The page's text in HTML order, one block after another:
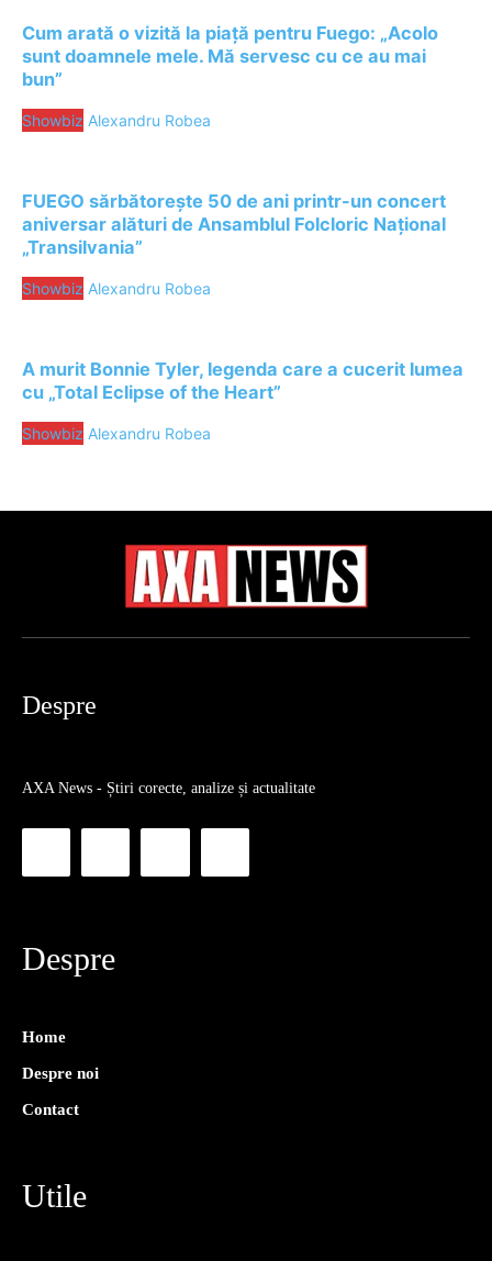
Cum arată o vizită la piață pentru Fuego: „Acolo
sunt doamnele mele. Mă servesc cu ce au mai
bun”
Showbiz Alexandru Robea
FUEGO sărbătorește 50 de ani printr-un concert
aniversar alături de Ansamblul Folcloric Național
„Transilvania”
Showbiz Alexandru Robea
A murit Bonnie Tyler, legenda care a cucerit lumea
cu „Total Eclipse of the Heart”
Showbiz Alexandru Robea
Despre
AXA News - Știri corecte, analize și actualitate
Despre
Home
Despre noi
Contact
Utile